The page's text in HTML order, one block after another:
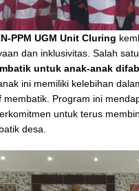
PPM UGM Unit Cluring
dan inklusivitas. Salah
untuk anak-anak
anak ini memiliki kelebihan
membatik. Program ini
untuk terus
desa.